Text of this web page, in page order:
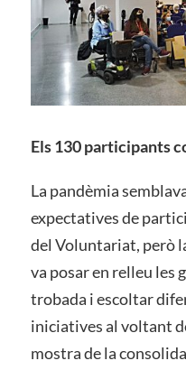
Els 130 participants
La pandèmia
expectatives de
del Voluntariat, però
va posar en relleu les
trobada i escoltar
iniciatives al voltant
mostra de la